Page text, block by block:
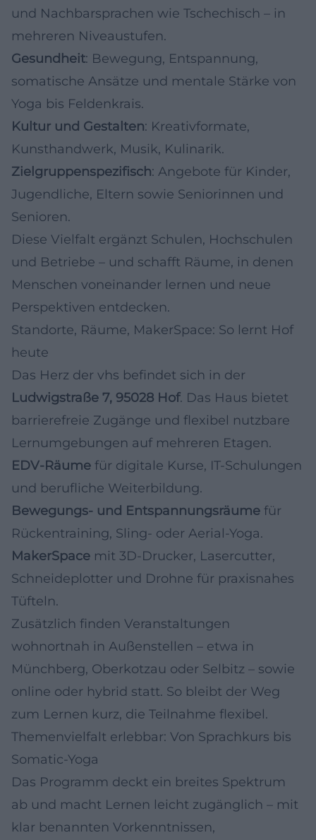
und Nachbarsprachen wie Tschechisch – in
mehreren Niveaustufen.
Gesundheit: Bewegung, Entspannung,
somatische Ansätze und mentale Stärke von
Yoga bis Feldenkrais.
Kultur und Gestalten: Kreativformate,
Kunsthandwerk, Musik, Kulinarik.
Zielgruppenspezifisch: Angebote für Kinder,
Jugendliche, Eltern sowie Seniorinnen und
Senioren.
Diese Vielfalt ergänzt Schulen, Hochschulen
und Betriebe – und schafft Räume, in denen
Menschen voneinander lernen und neue
Perspektiven entdecken.
Standorte, Räume, MakerSpace: So lernt Hof
heute
Das Herz der vhs befindet sich in der
Ludwigstraße 7, 95028 Hof. Das Haus bietet
barrierefreie Zugänge und flexibel nutzbare
Lernumgebungen auf mehreren Etagen.
EDV-Räume für digitale Kurse, IT-Schulungen
und berufliche Weiterbildung.
Bewegungs- und Entspannungsräume für
Rückentraining, Sling- oder Aerial-Yoga.
MakerSpace mit 3D-Drucker, Lasercutter,
Schneideplotter und Drohne für praxisnahes
Tüfteln.
Zusätzlich finden Veranstaltungen
wohnortnah in Außenstellen – etwa in
Münchberg, Oberkotzau oder Selbitz – sowie
online oder hybrid statt. So bleibt der Weg
zum Lernen kurz, die Teilnahme flexibel.
Themenvielfalt erlebbar: Von Sprachkurs bis
Somatic-Yoga
Das Programm deckt ein breites Spektrum
ab und macht Lernen leicht zugänglich – mit
klar benannten Vorkenntnissen,